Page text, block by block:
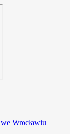
Wrocławiu